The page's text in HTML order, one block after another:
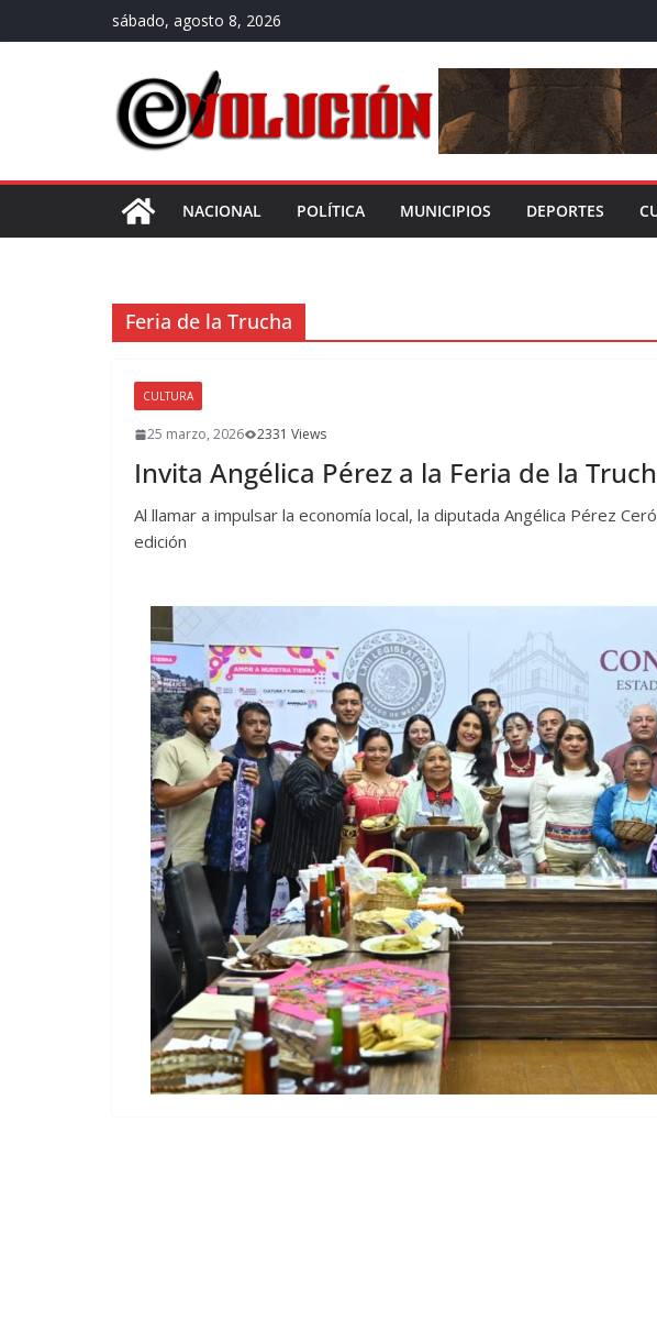
al
sábado, agosto 8, 2026
NACIONAL POLÍTICA MUNICIPIOS DEPORTES
Feria de la Trucha
CULTURA
25 marzo, 2026 2331 Views
Invita Angélica Pérez a la Feria de la
Al llamar a impulsar la economía local, la diputada Angélica Pérez
edición